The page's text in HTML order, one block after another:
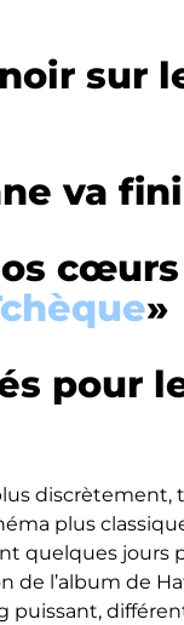
noir sur
va
cœurs
»
pour
discrètement,
plus
quelques jours
de l’album de
puissant,